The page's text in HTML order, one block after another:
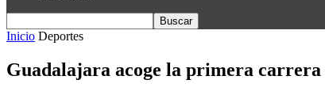
Inicio Deportes
Guadalajara acoge la primera